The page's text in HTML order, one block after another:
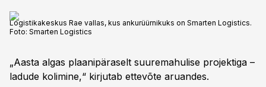
Logistikakeskus Rae vallas, kus ankurüürnikuks on Smarten Logistics.
Foto: Smarten Logistics
„Aasta algas plaanipäraselt suuremahulise projektiga –
ladude kolimine,“ kirjutab ettevõte aruandes.